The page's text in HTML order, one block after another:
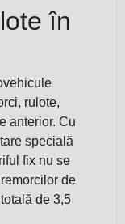
în
rulote,
anterior. Cu
specială
fix nu se
de
de 3,5